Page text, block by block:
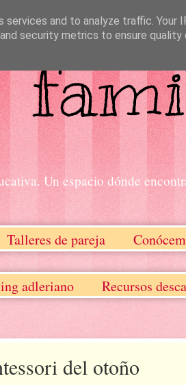
Un espacio dónde
Talleres de pareja
adleriano Recursos
del otoño
and to analyze traffic. Your
security metrics to ensure